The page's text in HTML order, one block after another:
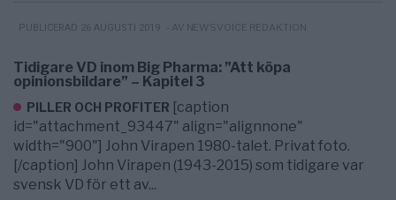
PUBLICERAD 26 AUGUSTI 2019 - AV NEWSVOICE REDAKTION
Tidigare VD inom Big Pharma: ”Att köpa
opinionsbildare” – Kapitel 3
PILLER OCH PROFITER [caption
id="attachment_93447" align="alignnone"
width="900"] John Virapen 1980-talet. Privat foto.
[/caption] John Virapen (1943-2015) som tidigare var
svensk VD för ett av...